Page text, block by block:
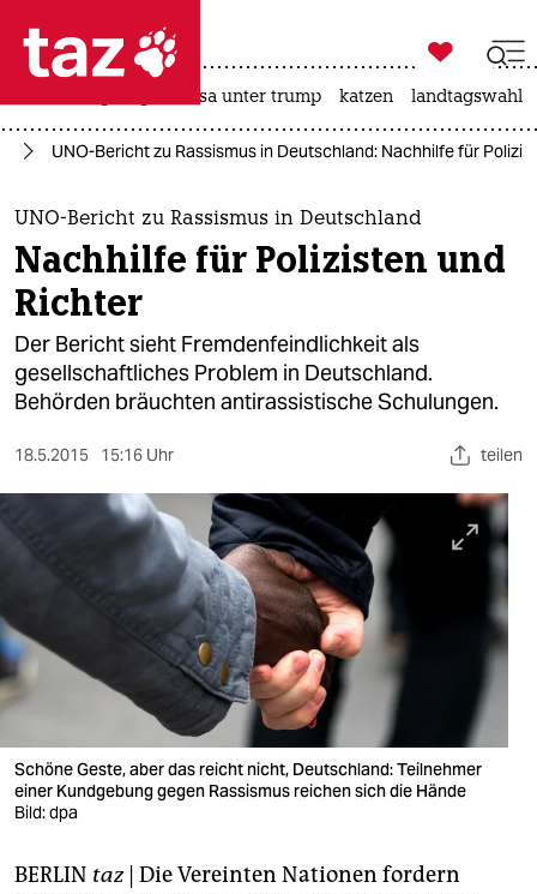
 taz zahl ich
taz zahl ich
themen
politik
öko
gesellschaft
sport
berlin
nord
wahrheit
verlag
verlag
veranstaltungen

taz zahl ich
usa unter trump katzen landtagswahl
UNO-Bericht zu Rassismus in Deutschland: Nachhilfe für
UNO-Bericht zu Rassismus in Deutschland
Nachhilfe für Polizisten und
Richter
Der Bericht sieht Fremdenfeindlichkeit als
gesellschaftliches Problem in Deutschland.
Behörden bräuchten antirassistische Schulungen.
18.5.2015 15:16 Uhr teilen
Schöne Geste, aber das reicht nicht, Deutschland: Teilnehmer
einer Kundgebung gegen Rassismus reichen sich die Hände
Bild: dpa
BERLIN taz| Die Vereinten Nationen fordern